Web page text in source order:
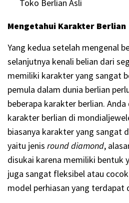
Toko Berlian Asli
Mengetahui Karakter Berlian
Yang kedua setelah mengenal
selanjutnya kenali belian dari
memiliki karakter yang sangat
pemula dalam dunia berlian
beberapa karakter berlian.
karakter berlian di
biasanya karakter yang sangat
yaitu jenis round diamond,
disukai karena memiliki bentuk
juga sangat fleksibel atau
model perhiasan yang terdapat